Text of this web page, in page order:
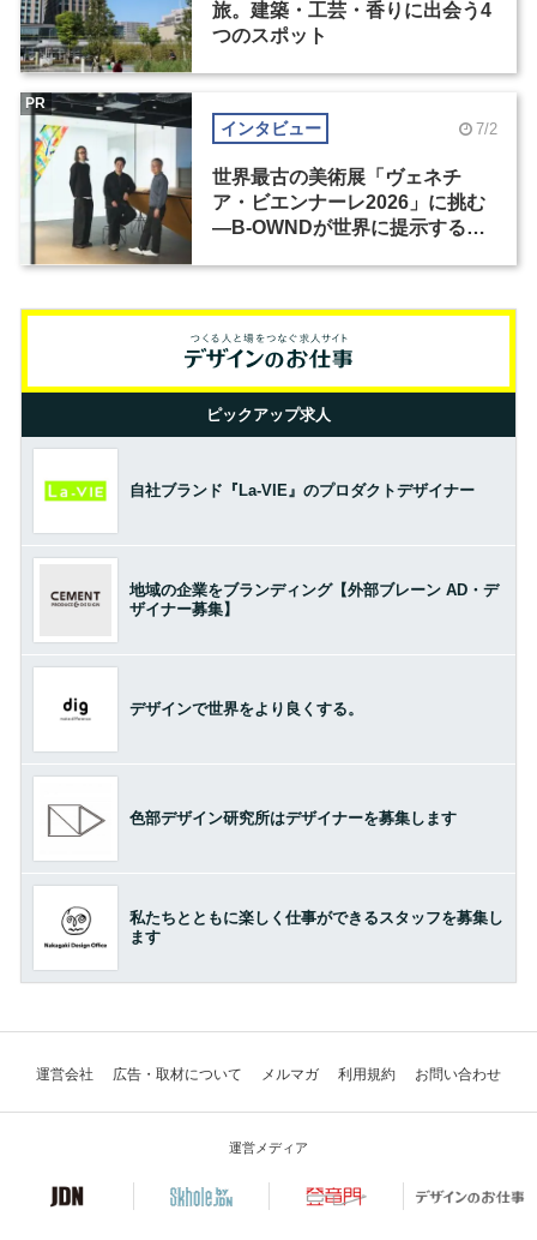
旅。建築・工芸・香りに出会う4
つのスポット
インタビュー 7/2
世界最古の美術展「ヴェネチ
ア・ビエンナーレ2026」に挑む
―B-OWNDが世界に提示する美
PR
ピックアップ求人
自社ブランド『La-VIE』のプロダクトデザイナー
地域の企業をブランディング【外部ブレーン AD・デ
ザイナー募集】
デザインで世界をより良くする。
色部デザイン研究所はデザイナーを募集します
私たちとともに楽しく仕事ができるスタッフを募集し
ます
運営会社 広告・取材について メルマガ 利用規約 お問い合わせ
運営メディア